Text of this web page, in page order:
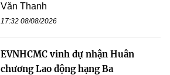
Văn Thanh
17:32 08/08/2026
EVNHCMC vinh dự nhận Huân
chương Lao động hạng Ba